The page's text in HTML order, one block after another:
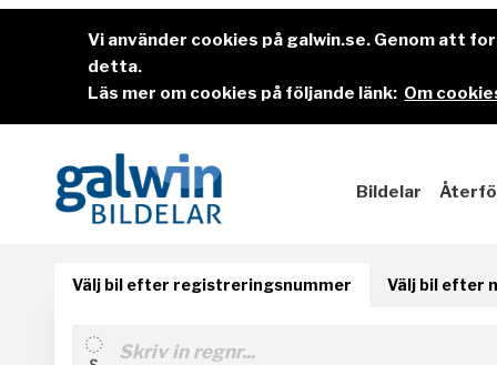
Vi använder cookies på galwin.se. Genom att
detta.
Läs mer om cookies på följande länk: Om
Bildelar
Välj bil efter registreringsnummer Välj bil efter